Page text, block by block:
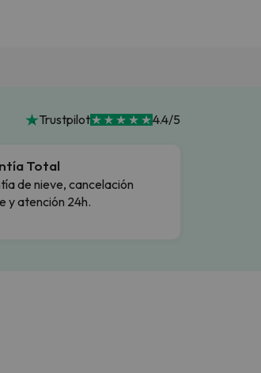
Trustpilot 4.4/5
Total
de nieve, cancelación
y atención 24h.